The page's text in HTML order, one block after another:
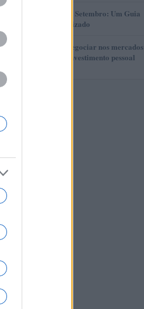
Taxas de CDB em Setembro: Um Guia
Completo e Atualizado
5
Descubra como negociar nos mercados
financeiros sem investimento pessoal